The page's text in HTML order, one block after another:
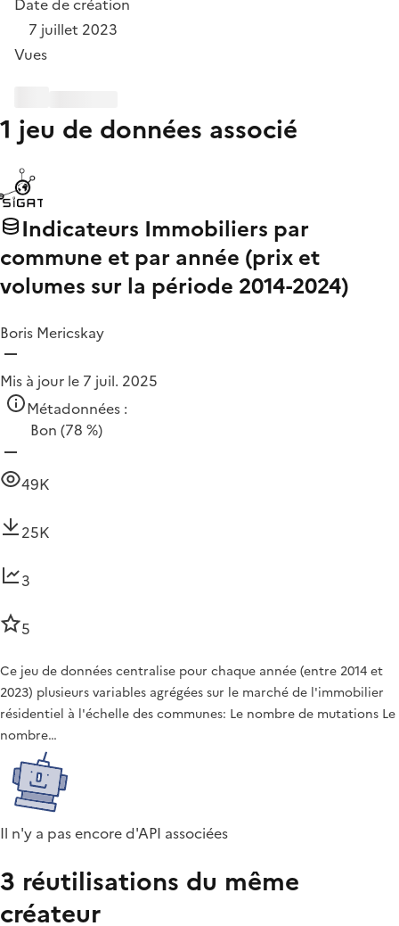
Date de création
7 juillet 2023
Vues
1 jeu de données associé
Indicateurs Immobiliers par
commune et par année (prix et
volumes sur la période 2014-2024)
Boris Mericskay
Mis à jour le 7 juil. 2025
Métadonnées :
Bon (78 %)
49K
25K
3
5
Ce jeu de données centralise pour chaque année (entre 2014 et
2023) plusieurs variables agrégées sur le marché de l'immobilier
résidentiel à l'échelle des communes: Le nombre de mutations Le
nombre…
Il n'y a pas encore d'API associées
3 réutilisations du même
créateur